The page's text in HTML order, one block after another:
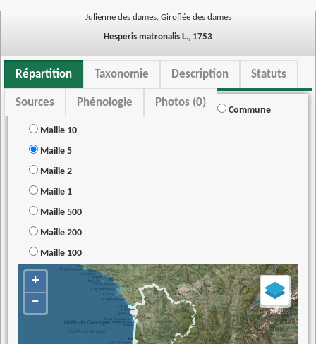
Julienne des dames, Giroflée des dames
Hesperis matronalis L., 1753
Répartition Taxonomie Description Statuts
Sources Phénologie Photos (0)
Commune
Maille 10
Maille 5
Maille 2
Maille 1
Maille 500
Maille 200
Maille 100
+
−